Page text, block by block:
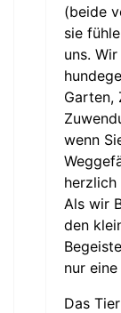
(beide
sie
uns.
Garten,
wenn
herzlich
Als wir
den
nur
Das